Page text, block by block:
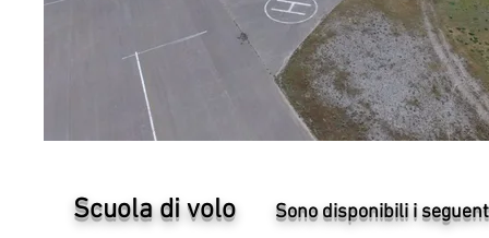
Scuola di volo Sono disponibili i